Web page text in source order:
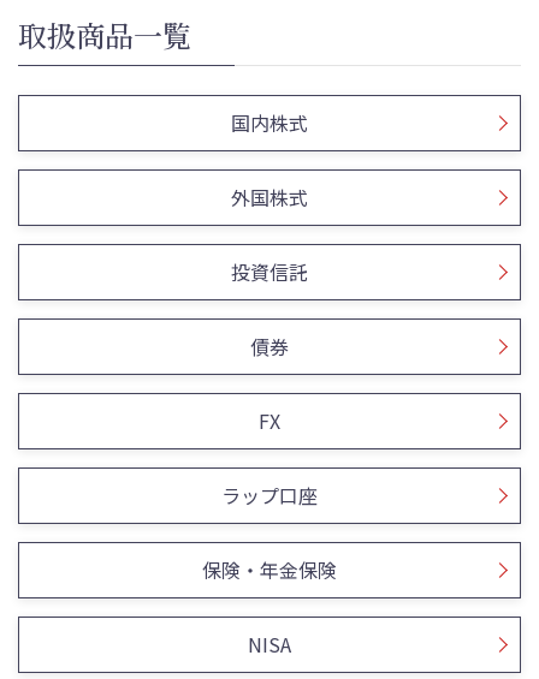
取扱商品一覧
国内株式
外国株式
投資信託
債券
FX
ラップ口座
保険・年金保険
NISA